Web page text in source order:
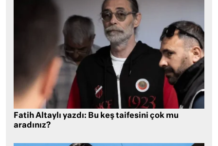
Fatih Altaylı yazdı: Bu keş taifesini çok mu
aradınız?